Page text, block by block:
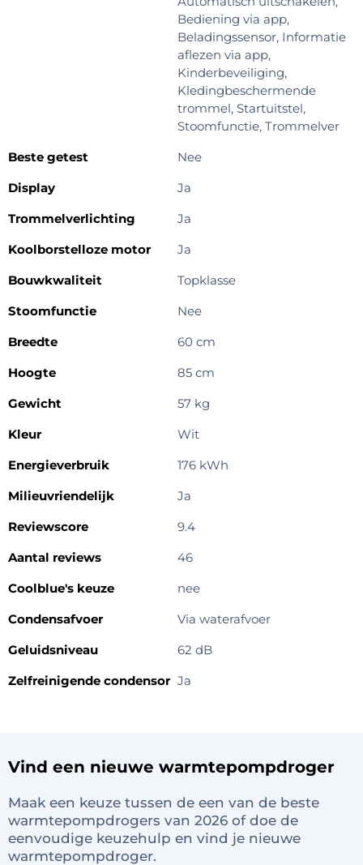
Bediening via app,
Beladingssensor, Informatie
aflezen via app,
Kinderbeveiliging,
Kledingbeschermende
trommel, Startuitstel,
Stoomfunctie, Trommelver
Beste getest
Nee
Display
Ja
Trommelverlichting
Ja
Koolborstelloze motor
Ja
Bouwkwaliteit
Topklasse
Stoomfunctie
Nee
Breedte
60 cm
Hoogte
85 cm
Gewicht
57 kg
Kleur
Wit
Energieverbruik
176 kWh
Milieuvriendelijk
Ja
Reviewscore
9.4
Aantal reviews
46
Coolblue's keuze
nee
Condensafvoer
Via waterafvoer
Geluidsniveau
62 dB
Zelfreinigende condensor Ja
Vind een nieuwe warmtepompdroger
Maak een keuze tussen de een van de beste
warmtepompdrogers van 2026 of doe de
eenvoudige keuzehulp en vind je nieuwe
warmtepompdroger.